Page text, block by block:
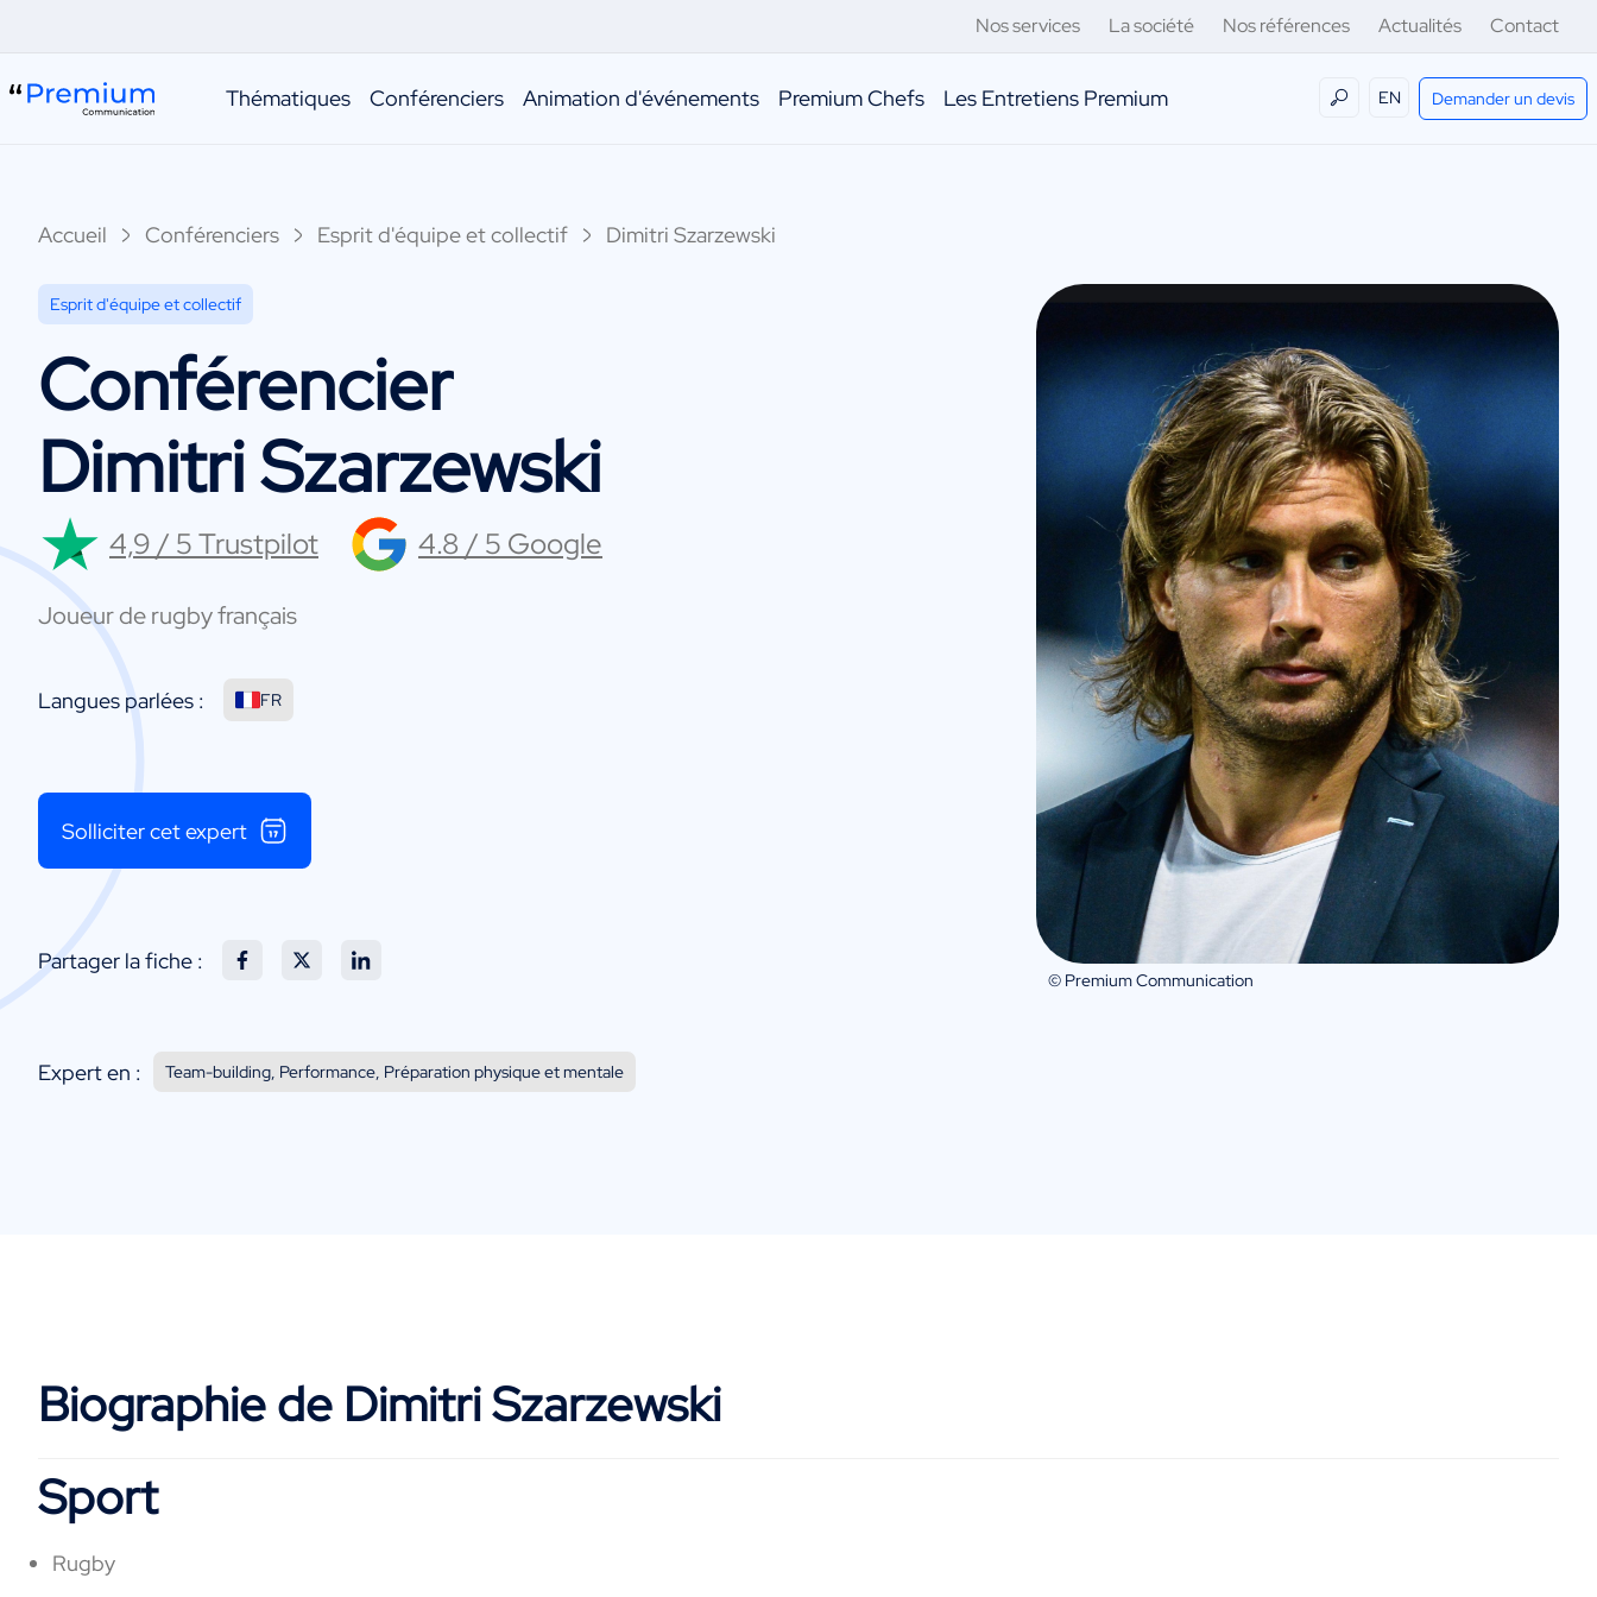
Nos services La société Nos références Actualités Contact
Thématiques Conférenciers Animation d'événements Premium Chefs Les Entretiens Premium EN Demander un devis
Accueil Conférenciers Esprit d'équipe et collectif Dimitri Szarzewski
© Premium Communication
Esprit d'équipe et collectif
Conférencier
Dimitri Szarzewski
4,9 / 5 Trustpilot 4.8 / 5 Google
Joueur de rugby français
Langues parlées : FR
Solliciter cet expert
Partager la fiche :
Expert en : Team-building, Performance, Préparation physique et mentale
Biographie de Dimitri Szarzewski
Sport
Rugby